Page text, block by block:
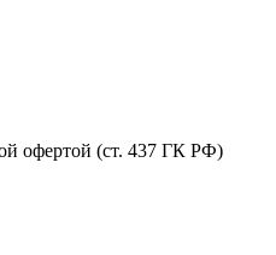
офертой (ст. 437 ГК РФ)